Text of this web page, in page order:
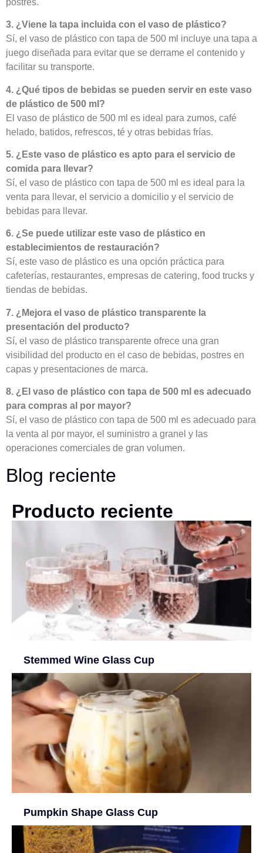
3. ¿Viene la tapa incluida con el vaso de plástico?
Sí, el vaso de plástico con tapa de 500 ml incluye una tapa a
juego diseñada para evitar que se derrame el contenido y
facilitar su transporte.
4. ¿Qué tipos de bebidas se pueden servir en este vaso
de plástico de 500 ml?
El vaso de plástico de 500 ml es ideal para zumos, café
helado, batidos, refrescos, té y otras bebidas frías.
5. ¿Este vaso de plástico es apto para el servicio de
comida para llevar?
Sí, el vaso de plástico con tapa de 500 ml es ideal para la
venta para llevar, el servicio a domicilio y el servicio de
bebidas para llevar.
6. ¿Se puede utilizar este vaso de plástico en
establecimientos de restauración?
Sí, este vaso de plástico es una opción práctica para
cafeterías, restaurantes, empresas de catering, food trucks y
tiendas de bebidas.
7. ¿Mejora el vaso de plástico transparente la
presentación del producto?
Sí, el vaso de plástico transparente ofrece una gran
visibilidad del producto en el caso de bebidas, postres en
capas y presentaciones de marca.
8. ¿El vaso de plástico con tapa de 500 ml es adecuado
para compras al por mayor?
Sí, el vaso de plástico con tapa de 500 ml es adecuado para
la venta al por mayor, el suministro a granel y las
operaciones comerciales de gran volumen.
Blog reciente
Producto reciente
Stemmed Wine Glass Cup
Pumpkin Shape Glass Cup